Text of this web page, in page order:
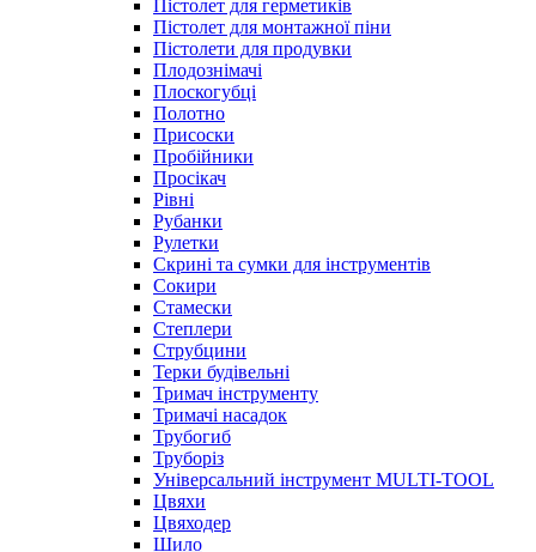
Пістолет для герметиків
Пістолет для монтажної піни
Пістолети для продувки
Плодознімачі
Плоскогубці
Полотно
Присоски
Пробійники
Просікач
Рівні
Рубанки
Рулетки
Скрині та сумки для інструментів
Сокири
Стамески
Степлери
Струбцини
Терки будівельні
Тримач інструменту
Тримачі насадок
Трубогиб
Труборіз
Універсальний інструмент MULTI-TOOL
Цвяхи
Цвяходер
Шило